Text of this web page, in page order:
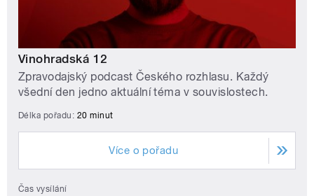
Vinohradská 12
Zpravodajský podcast Českého rozhlasu. Každý
všední den jedno aktuální téma v souvislostech.
Délka pořadu: 20 minut
Více o pořadu
Čas vysílání